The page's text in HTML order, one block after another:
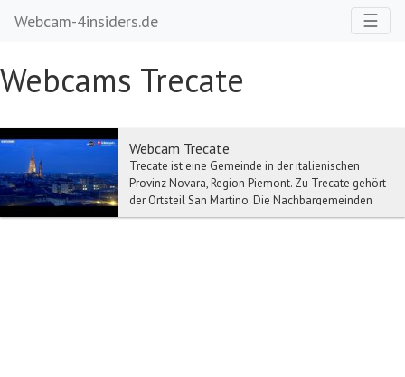
Webcam-4insiders.de ☰
Webcams Trecate
Webcam Trecate
Trecate ist eine Gemeinde in der italienischen
Provinz Novara, Region Piemont. Zu Trecate gehört
der Ortsteil San Martino. Die Nachbargemeinden
von...